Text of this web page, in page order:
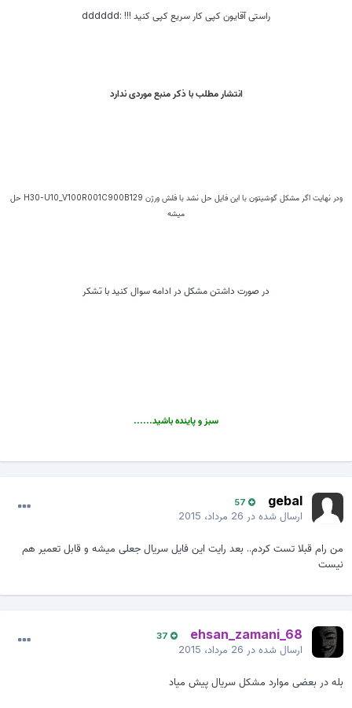
راستی آقایون کپی کار سریع کپی کنید !!! :dddddd
انتشار مطلب با ذکر منبع موردی ندارد
ودر نهایت اگر مشکل گوشیتون با این فایل حل نشد با فلش ورژن H30-U10_V100R001C900B129 حل
میشه
در صورت داشتن مشکل در ادامه سوال کنید با تشکر
سبز و پاینده باشید......
gebal
57
ارسال شده در26 مرداد، 2015
من رام قبلا تست کردم.. بعد رایت این فایل سریال جعلی میشه و قابل تعمیر هم
نیست
ehsan_zamani_68
37
ارسال شده در26 مرداد، 2015
بله در بعضی موارد مشکل سریال پیش میاد